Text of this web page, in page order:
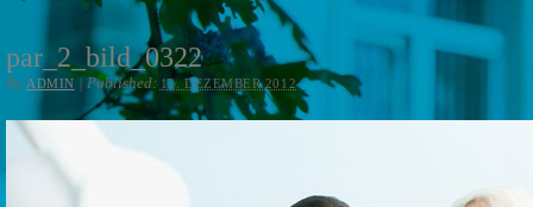
par_2_bild_0322
By ADMIN |Published: 12. DEZEMBER 2012